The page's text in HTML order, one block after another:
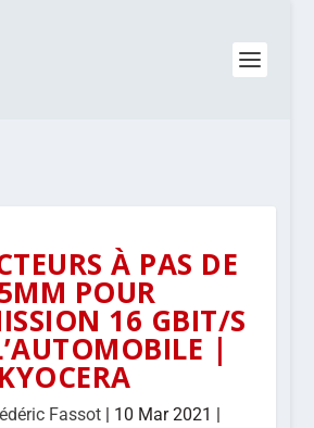
À PAS DE
POUR
16 GBIT/S
|
KYOCERA
Fassot | 10 Mar 2021 |